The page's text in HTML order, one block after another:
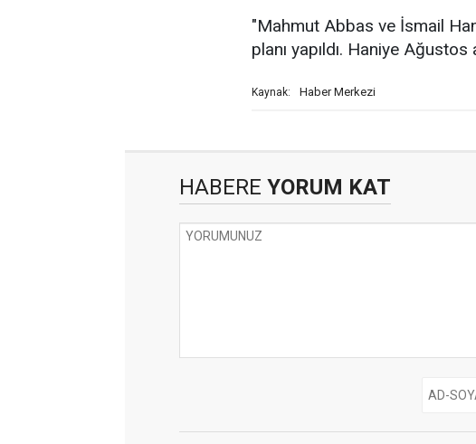
"Mahmut Abbas ve İsmail
planı yapıldı. Haniye
Kaynak: Haber Merkezi
HABERE YORUM KAT